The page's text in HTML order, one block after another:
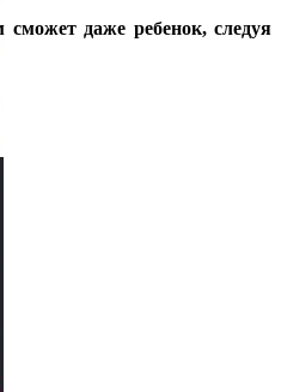
даже ребенок, следуя